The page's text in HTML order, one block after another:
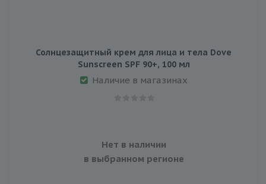
Солнцезащитный крем для лица и тела Dove
Sunscreen SPF 90+, 100 мл
Наличие в магазинах
Нет в наличии
в выбранном регионе